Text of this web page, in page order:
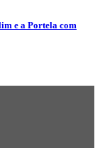
e a Portela com